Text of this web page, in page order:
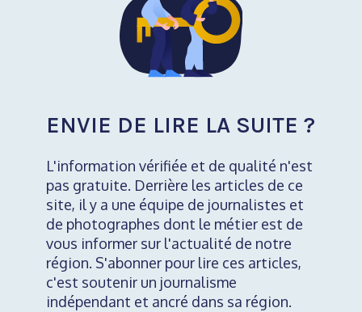
ENVIE DE LIRE LA SUITE ?
L'information vérifiée et de qualité n'est
pas gratuite. Derrière les articles de ce
site, il y a une équipe de journalistes et
de photographes dont le métier est de
vous informer sur l'actualité de notre
région. S'abonner pour lire ces articles,
c'est soutenir un journalisme
indépendant et ancré dans sa région.